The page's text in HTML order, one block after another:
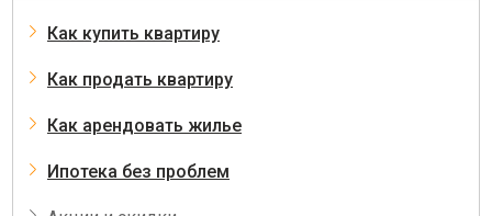
Как купить квартиру
Как продать квартиру
Как арендовать жилье
Ипотека без проблем